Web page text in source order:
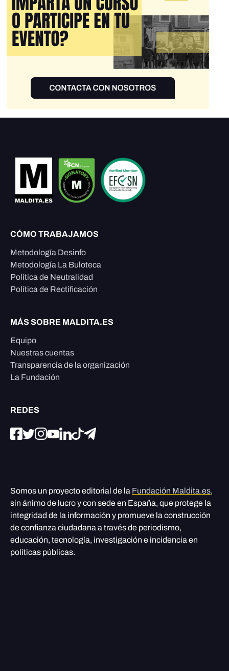
CÓMO TRABAJAMOS
Metodología Desinfo
Metodología La Buloteca
Política de Neutralidad
Política de Rectificación
MÁS SOBRE MALDITA.ES
Equipo
Nuestras cuentas
Transparencia de la organización
La Fundación
REDES
Somos un proyecto editorial de la Fundación Maldita.es,
sin ánimo de lucro y con sede en España, que protege la
integridad de la información y promueve la construcción
de confianza ciudadana a través de periodismo,
educación, tecnología, investigación e incidencia en
políticas públicas.